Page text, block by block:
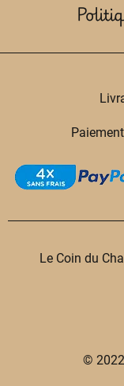
Le Coin du
©